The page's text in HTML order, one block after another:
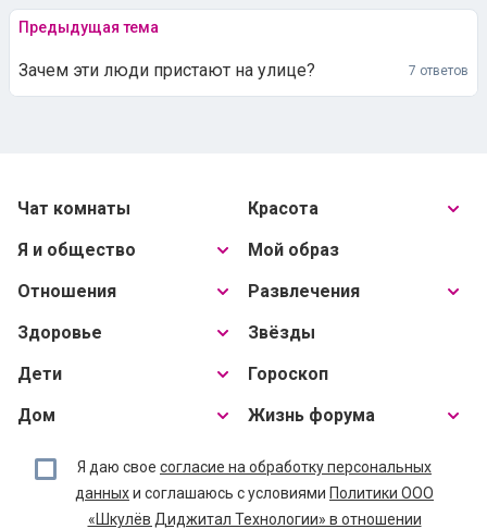
Предыдущая тема
Зачем эти люди пристают на улице? 7 ответов
Чат комнаты
Я и общество
Отношения
Здоровье
Дети
Дом
Красота
Мой образ
Развлечения
Звёзды
Гороскоп
Жизнь форума
Я даю свое согласие на обработку персональных
данныхи соглашаюсь с условиями Политики ООО
«Шкулёв Диджитал Технологии» в отношении